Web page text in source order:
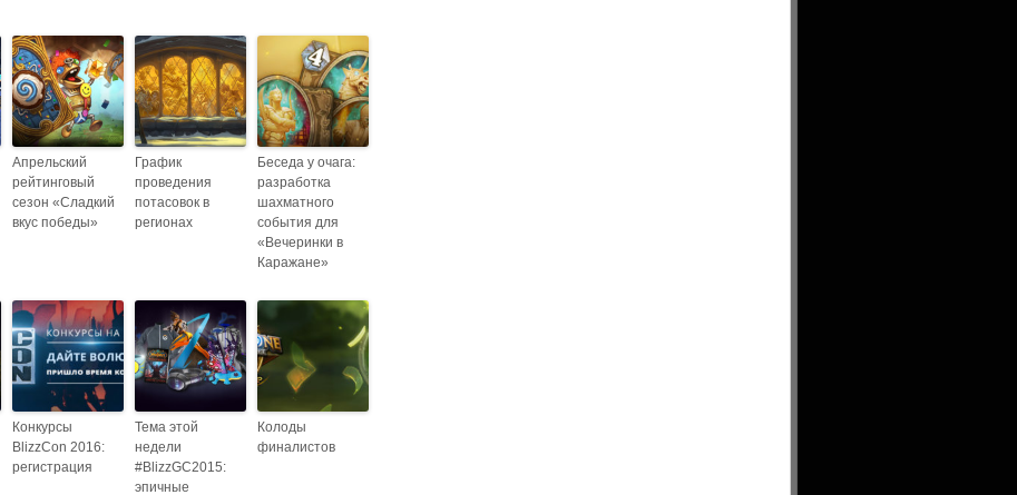
Апрельский
рейтинговый
сезон «Сладкий
вкус победы»
График
проведения
потасовок в
регионах
Беседа у очага:
разработка
шахматного
события для
«Вечеринки в
Каражане»
Конкурсы
BlizzCon 2016:
регистрация
Тема этой
недели
#BlizzGC2015:
эпичные
Колоды
финалистов